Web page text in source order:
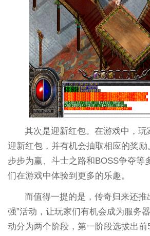
其次是迎新红包。在游戏中，玩
迎新红包，并有机会抽取相应的奖
步步为赢、斗士之路和BOSS争夺等
们在游戏中体验到更多的乐趣。
而值得一提的是，传奇归来还推
强”活动，让玩家们有机会成为服务
动分为两个阶段，第一阶段选拔出前